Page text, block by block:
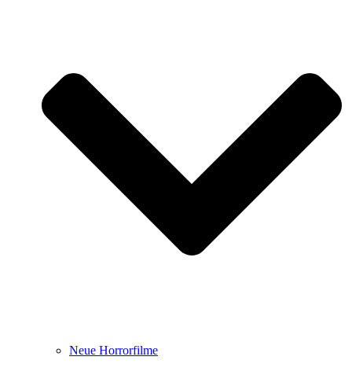
Neue Horrorfilme